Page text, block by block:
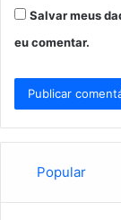
Salvar meus
eu comentar.
Popular